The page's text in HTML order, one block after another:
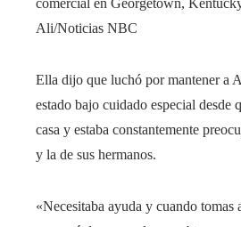
comercial en Georgetown,
Ali/Noticias NBC
Ella dijo que luchó por mantener a
estado bajo cuidado especial desde
casa y estaba constantemente
y la de sus hermanos.
«Necesitaba ayuda y cuando tomas